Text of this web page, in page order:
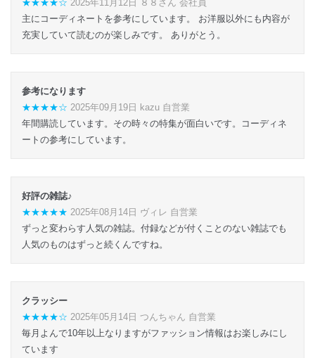
★★★★☆ 2025年11月12日 ８８さん 会社員
主にコーディネートを参考にしています。 お洋服以外にも内容が
充実していて読むのが楽しみです。 ありがとう。
参考になります
★★★★☆ 2025年09月19日 kazu 自営業
年間購読しています。その時々の特集が面白いです。コーディネ
ートの参考にしています。
好評の雑誌♪
★★★★★ 2025年08月14日 ヴィレ 自営業
ずっと変わらす人気の雑誌。付録などが付くことのない雑誌でも
人気のものはずっと続くんですね。
クラッシー
★★★★☆ 2025年05月14日 つんちゃん 自営業
毎月よんで10年以上なりますがファッション情報はお楽しみにし
ています